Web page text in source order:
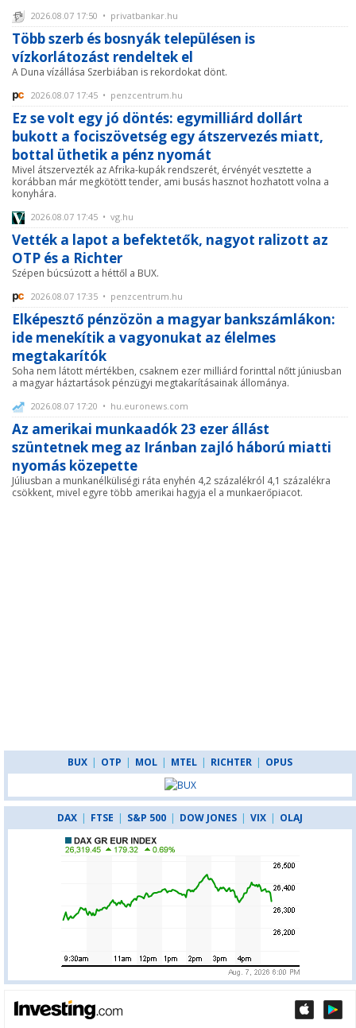
2026.08.07 17:50 • privatbankar.hu
Több szerb és bosnyák településen is
vízkorlátozást rendeltek el
A Duna vízállása Szerbiában is rekordokat dönt.
2026.08.07 17:45 • penzcentrum.hu
Ez se volt egy jó döntés: egymilliárd dollárt
bukott a fociszövetség egy átszervezés miatt,
bottal üthetik a pénz nyomát
Mivel átszervezték az Afrika-kupák rendszerét, érvényét vesztette a
korábban már megkötött tender, ami busás hasznot hozhatott volna a
konyhára.
2026.08.07 17:45 • vg.hu
Vették a lapot a befektetők, nagyot ralizott az
OTP és a Richter
Szépen búcsúzott a héttől a BUX.
2026.08.07 17:35 • penzcentrum.hu
Elképesztő pénzözön a magyar bankszámlákon:
ide menekítik a vagyonukat az élelmes
megtakarítók
Soha nem látott mértékben, csaknem ezer milliárd forinttal nőtt júniusban
a magyar háztartások pénzügyi megtakarításainak állománya.
2026.08.07 17:20 • hu.euronews.com
Az amerikai munkaadók 23 ezer állást
szüntetnek meg az Iránban zajló háború miatti
nyomás közepette
Júliusban a munkanélküliségi ráta enyhén 4,2 százalékról 4,1 százalékra
csökkent, mivel egyre több amerikai hagyja el a munkaerőpiacot.
BUX | OTP | MOL | MTEL | RICHTER | OPUS
DAX | FTSE | S&P 500 | DOW JONES | VIX | OLAJ